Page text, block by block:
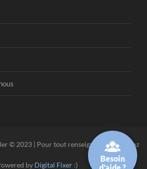
Besoin
© 2023 | Pour tout renseignement, veuillez
by Digital Fixer:)